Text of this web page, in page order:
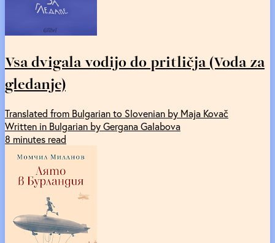
Vsa dvigala vodijo do pritličja (Voda za
gledanje)
Translated from Bulgarian to Slovenian by Maja Kovač
Written in Bulgarian by Gergana Galabova
8 minutes read